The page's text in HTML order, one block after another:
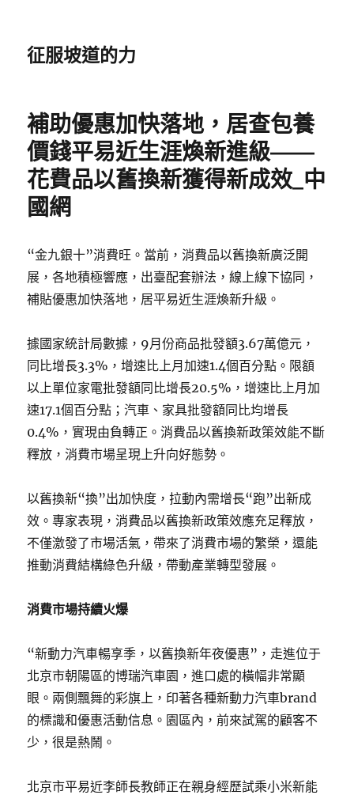
征服坡道的力
補助優惠加快落地，居查包養
價錢平易近生涯煥新進級——
花費品以舊換新獲得新成效_中
國網
“金九銀十”消費旺。當前，消費品以舊換新廣泛開
展，各地積極響應，出臺配套辦法，線上線下協同，
補貼優惠加快落地，居平易近生涯煥新升級。
據國家統計局數據，9月份商品批發額3.67萬億元，
同比增長3.3%，增速比上月加速1.4個百分點。限額
以上單位家電批發額同比增長20.5%，增速比上月加
速17.1個百分點；汽車、家具批發額同比均增長
0.4%，實現由負轉正。消費品以舊換新政策效能不斷
釋放，消費市場呈現上升向好態勢。
以舊換新“換”出加快度，拉動內需增長“跑”出新成
效。專家表現，消費品以舊換新政策效應充足釋放，
不僅激發了市場活氣，帶來了消費市場的繁榮，還能
推動消費結構綠色升級，帶動產業轉型發展。
消費市場持續火爆
“新動力汽車暢享季，以舊換新年夜優惠”，走進位于
北京市朝陽區的博瑞汽車園，進口處的橫幅非常顯
眼。兩側飄舞的彩旗上，印著各種新動力汽車brand
的標識和優惠活動信息。園區內，前來試駕的顧客不
少，很是熱鬧。
北京市平易近李師長教師正在親身經歷試乘小米新能